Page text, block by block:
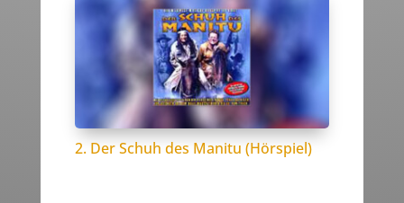
2. Der Schuh des Manitu (Hörspiel)